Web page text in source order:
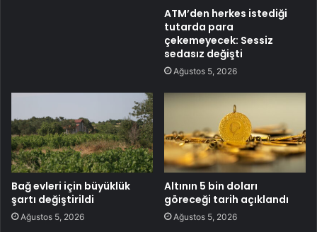
ATM’den herkes istediği
tutarda para
çekemeyecek: Sessiz
sedasız değişti
Ağustos 5, 2026
Bağ evleri için büyüklük
şartı değiştirildi
Ağustos 5, 2026
Altının 5 bin doları
göreceği tarih açıklandı
Ağustos 5, 2026